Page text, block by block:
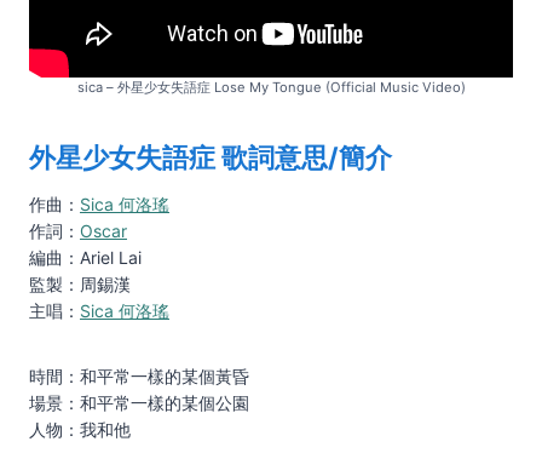
sica – 外星少女失語症 Lose My Tongue (Official Music Video)
外星少女失語症 歌詞意思/簡介
作曲： Sica 何洛瑤
作詞： Oscar
編曲：Ariel Lai
監製：周錫漢
主唱： Sica 何洛瑤
時間：和平常一樣的某個黃昏
場景：和平常一樣的某個公園
人物：我和他